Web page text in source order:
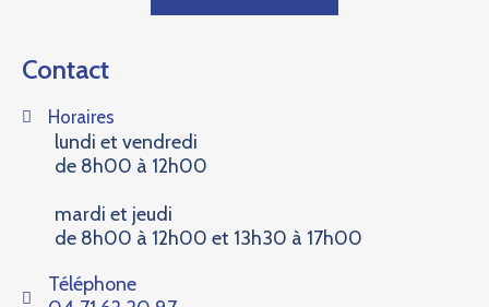
Contact
Horaires
lundi et vendredi
de 8h00 à 12h00
mardi et jeudi
de 8h00 à 12h00 et 13h30 à 17h00
Téléphone